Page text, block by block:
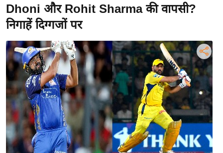
ख
ब
र
रा
ष्ट्री
अं
त
र्रा
ष्ट्री
य
Dhoni और Rohit Sharma की वापसी?
निगाहें दिग्गजों पर